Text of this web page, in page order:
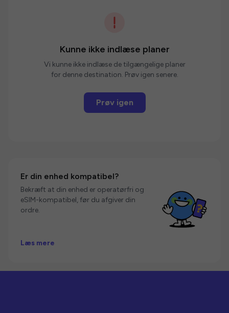
Kunne ikke indlæse planer
Vi kunne ikke indlæse de tilgængelige planer
for denne destination. Prøv igen senere.
Prøv igen
Er din enhed kompatibel?
Bekræft at din enhed er operatørfri og
eSIM-kompatibel, før du afgiver din
ordre.
Læs mere